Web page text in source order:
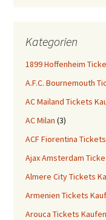
Kategorien
1899 Hoffenheim
A.F.C. Bournemouth
AC Mailand Tickets
AC Milan (3)
ACF Fiorentina
Ajax Amsterdam
Almere City Tickets
Armenien Tickets
Arouca Tickets Kaufen